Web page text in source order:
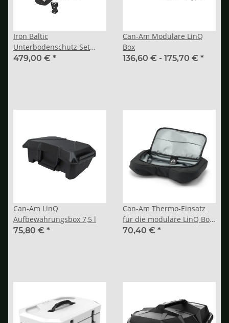
Iron Baltic
Unterbodenschutz Set
Plastik HDPE Can-Am ATV
479,00 € *
Can-Am Modulare LinQ
Box
136,60 € - 175,70 € *
Can-Am LinQ
Aufbewahrungsbox 7,5 l
75,80 € *
Can-Am Thermo-Einsatz
für die modulare LinQ Box
(10 l)
70,40 € *